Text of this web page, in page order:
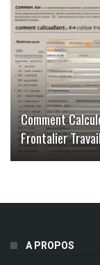
Comment
Frontalier
A PROPOS